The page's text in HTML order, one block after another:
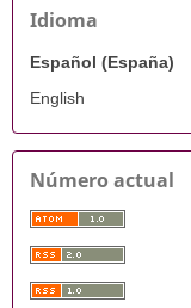
Idioma
Español (España)
English
Número actual